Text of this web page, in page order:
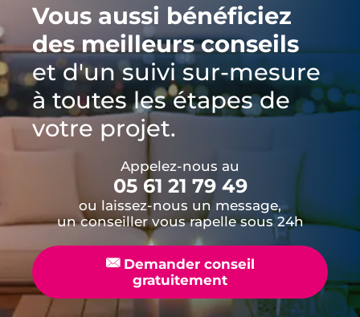
Vous aussi bénéficiez
des meilleurs conseils
et d'un suivi sur-mesure
à toutes les étapes de
votre projet.
Appelez-nous au
05 61 21 79 49
ou laissez-nous un message,
un conseiller vous rapelle sous 24h
📧Demander conseil
gratuitement